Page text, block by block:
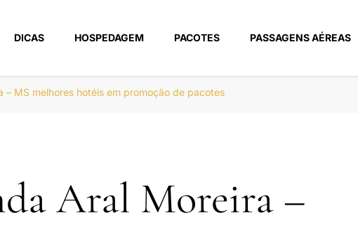
DICAS HOSPEDAGEM PACOTES PASSAGENS AÉREAS
– MS melhores hotéis em promoção de pacotes
Aral Moreira –